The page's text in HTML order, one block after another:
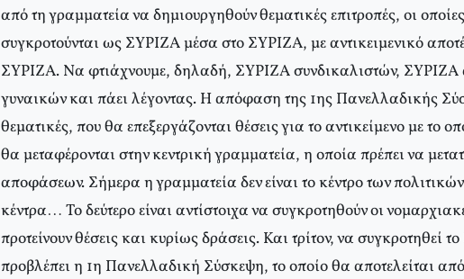
από τη γραμματεία να δημιουργηθούν θεματικές επιτροπές, οι
συγκροτούνται ως ΣΥΡΙΖΑ μέσα στο ΣΥΡΙΖΑ, με αντικειμενικό
ΣΥΡΙΖΑ. Να φτιάχνουμε, δηλαδή, ΣΥΡΙΖΑ συνδικαλιστών, ΣΥΡΙΖΑ
γυναικών και πάει λέγοντας. Η απόφαση της 1ης Πανελλαδικής
θεματικές, που θα επεξεργάζονται θέσεις για το αντικείμενο με το
θα μεταφέρονται στην κεντρική γραμματεία, η οποία πρέπει να
αποφάσεων. Σήμερα η γραμματεία δεν είναι το κέντρο των
κέντρα… Το δεύτερο είναι αντίστοιχα να συγκροτηθούν οι
προτείνουν θέσεις και κυρίως δράσεις. Και τρίτον, να
προβλέπει η 1η Πανελλαδική Σύσκεψη, το οποίο θα αποτελείται